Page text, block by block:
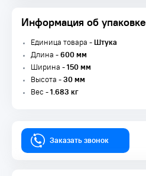
Информация об упаковке
Единица товара -Штука
Длина -600 мм
Ширина -150 мм
Высота -30 мм
Вес -1.683 кг
Заказать звонок